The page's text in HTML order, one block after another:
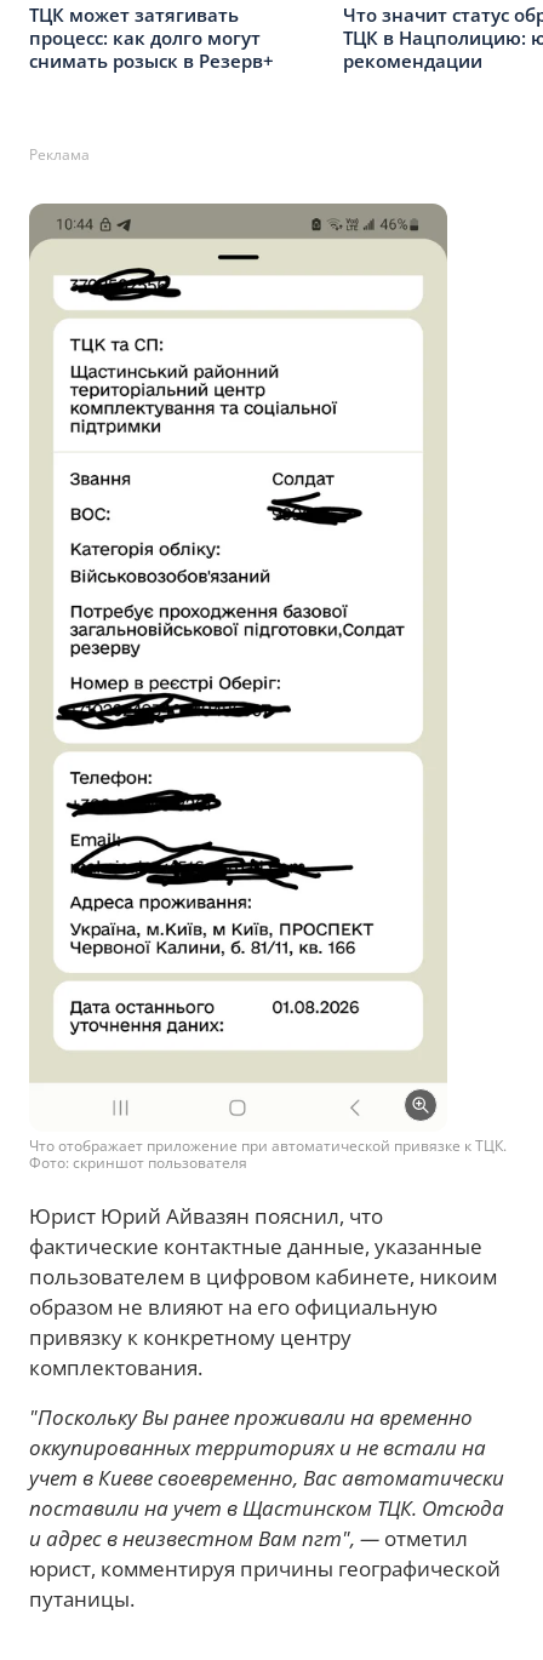
ТЦК может затягивать
процесс: как долго могут
снимать розыск в Резерв+
Что значит статус
ТЦК в Нацполицию:
рекомендации
Реклама
Что отображает приложение при автоматической привязке к ТЦК.
Фото: скриншот пользователя
Юрист Юрий Айвазян пояснил, что
фактические контактные данные, указанные
пользователем в цифровом кабинете, никоим
образом не влияют на его официальную
привязку к конкретному центру
комплектования.
"Поскольку Вы ранее проживали на временно
оккупированных территориях и не встали на
учет в Киеве своевременно, Вас автоматически
поставили на учет в Щастинском ТЦК. Отсюда
и адрес в неизвестном Вам пгт", — отметил
юрист, комментируя причины географической
путаницы.